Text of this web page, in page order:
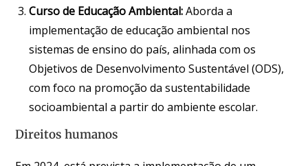
Curso de Educação Ambiental:Aborda a
implementação de educação ambiental nos
sistemas de ensino do país, alinhada com os
Objetivos de Desenvolvimento Sustentável (ODS),
com foco na promoção da sustentabilidade
socioambiental a partir do ambiente escolar.
Direitos humanos